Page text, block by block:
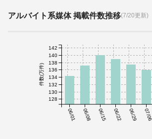
アルバイト系媒体 掲載件数推移(7/20更新)
06/01 06/08 06/15 06/22 06/29 07/06
件数(万件)
128
130
132
134
136
138
140
142